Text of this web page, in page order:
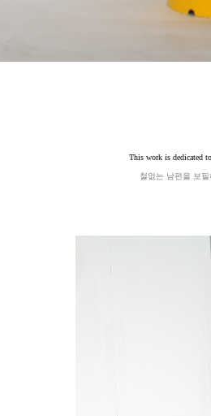
This work is dedicated
철없는 남편을 보